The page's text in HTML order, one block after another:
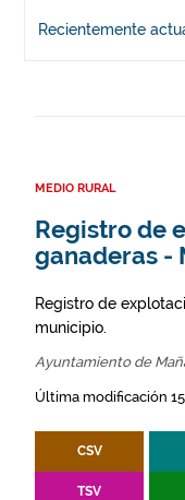
Recientemente
MEDIO RURAL
Registro de
ganaderas -
Registro de
municipio.
Ayuntamiento de
Última modificación
CSV
TSV